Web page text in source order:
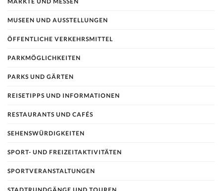
MUSEEN UND AUSSTELLUNGEN
ÖFFENTLICHE VERKEHRSMITTEL
PARKMÖGLICHKEITEN
PARKS UND GÄRTEN
REISETIPPS UND INFORMATIONEN
RESTAURANTS UND CAFÉS
SEHENSWÜRDIGKEITEN
SPORT- UND FREIZEITAKTIVITÄTEN
SPORTVERANSTALTUNGEN